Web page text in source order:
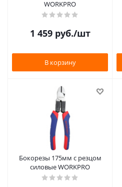
WORKPRO
1 459руб./шт
В корзину
Бокорезы 175мм с резцом
силовые WORKPRO